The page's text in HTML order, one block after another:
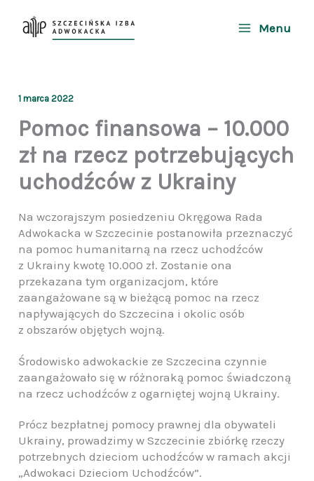
Menu
1 marca 2022
Pomoc finansowa – 10.000
zł na rzecz potrzebujących
uchodźców z Ukrainy
Na wczorajszym posiedzeniu Okręgowa Rada
Adwokacka w Szczecinie postanowiła przeznaczyć
na pomoc humanitarną na rzecz uchodźców
z Ukrainy kwotę 10.000 zł. Zostanie ona
przekazana tym organizacjom, które
zaangażowane są w bieżącą pomoc na rzecz
napływających do Szczecina i okolic osób
z obszarów objętych wojną.
Środowisko adwokackie ze Szczecina czynnie
zaangażowało się w różnoraką pomoc świadczoną
na rzecz uchodźców z ogarniętej wojną Ukrainy.
Prócz bezpłatnej pomocy prawnej dla obywateli
Ukrainy, prowadzimy w Szczecinie zbiórkę rzeczy
potrzebnych dzieciom uchodźców w ramach akcji
„Adwokaci Dzieciom Uchodźców”.